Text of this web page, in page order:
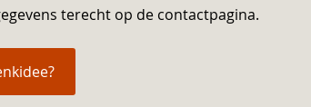
terecht op de contactpagina.